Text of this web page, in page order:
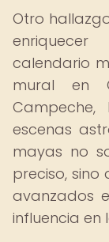
Otro
calendario
mural en
Campeche,
escenas
mayas no
preciso,
avanzados
influencia en